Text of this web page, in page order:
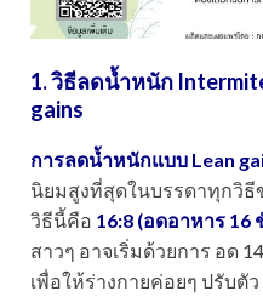
1. วิธีลดน้ำหนัก
gains
การลดน้ำหนักแบบ Lean
นิยมสูงที่สุดในบรรดาทุกวิธี
วิธีนี้คือ 16:8 (อดอาหาร 16
สาวๆ อาจเริ่มด้วยการ อด
เพื่อให้ร่างกายค่อยๆ ปรับตัว